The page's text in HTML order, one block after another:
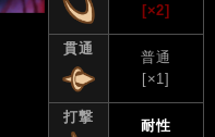
[×2]
貫通
普通
[×1]
打撃
耐性